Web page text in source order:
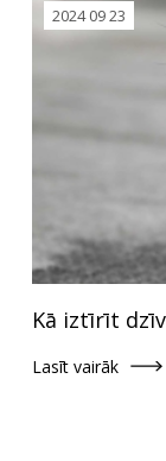
2024 09 23
Kā iztīrīt
Lasīt vairāk